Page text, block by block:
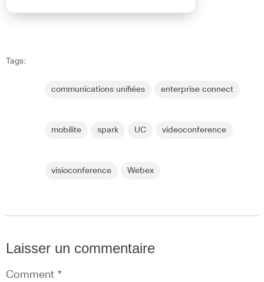
Tags:
communications unifiées enterprise connect
mobilite spark UC videoconference
visioconference Webex
Laisser un commentaire
Comment *